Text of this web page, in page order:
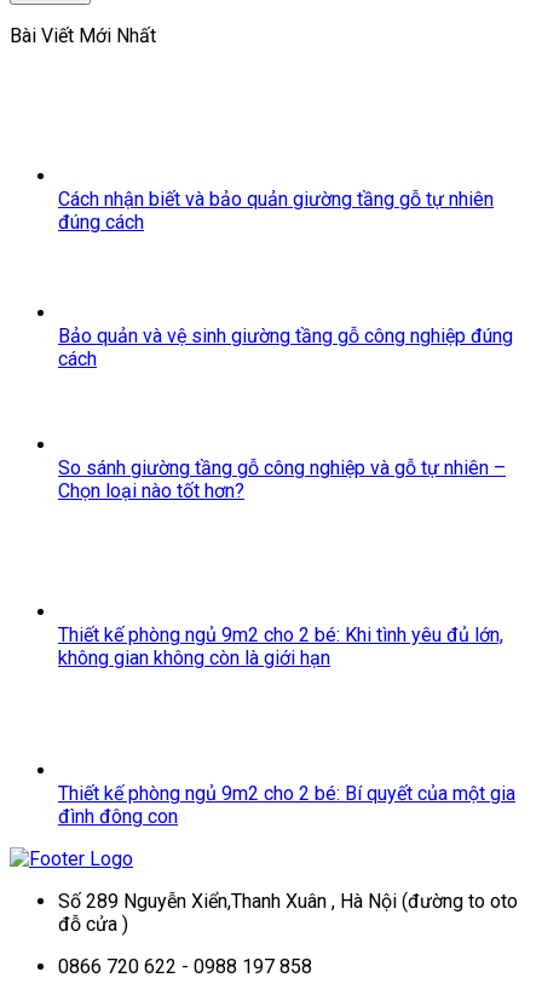
Bài Viết Mới Nhất
Cách nhận biết và bảo quản giường tầng gỗ tự nhiên
đúng cách
Bảo quản và vệ sinh giường tầng gỗ công nghiệp đúng
cách
So sánh giường tầng gỗ công nghiệp và gỗ tự nhiên –
Chọn loại nào tốt hơn?
Thiết kế phòng ngủ 9m2 cho 2 bé: Khi tình yêu đủ lớn,
không gian không còn là giới hạn
Thiết kế phòng ngủ 9m2 cho 2 bé: Bí quyết của một gia
đình đông con
Số 289 Nguyễn Xiển,Thanh Xuân , Hà Nội (đường to oto
đỗ cửa )
0866 720 622 - 0988 197 858